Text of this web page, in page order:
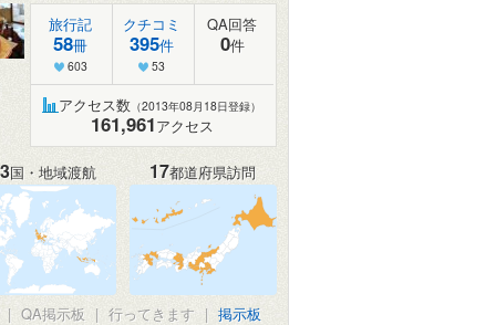
旅行記
58冊
603
クチコミ
395件
53
QA回答
0件
アクセス数 （2013年08月18日登録）
161,961アクセス
国・地域渡航 17都道府県訪問
| QA掲示板 | 行ってきます | 掲示板